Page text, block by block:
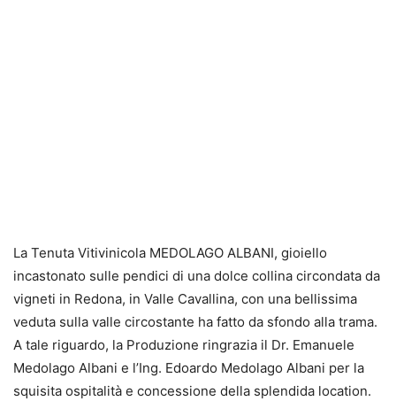
La Tenuta Vitivinicola MEDOLAGO ALBANI, gioiello
incastonato sulle pendici di una dolce collina circondata da
vigneti in Redona, in Valle Cavallina, con una bellissima
veduta sulla valle circostante ha fatto da sfondo alla trama.
A tale riguardo, la Produzione ringrazia il Dr. Emanuele
Medolago Albani e l’Ing. Edoardo Medolago Albani per la
squisita ospitalità e concessione della splendida location.